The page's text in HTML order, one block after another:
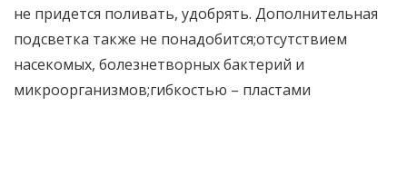
не придется поливать, удобрять. Дополнительная
подсветка также не понадобится;отсутствием
насекомых, болезнетворных бактерий и
микроорганизмов;гибкостью – пластами